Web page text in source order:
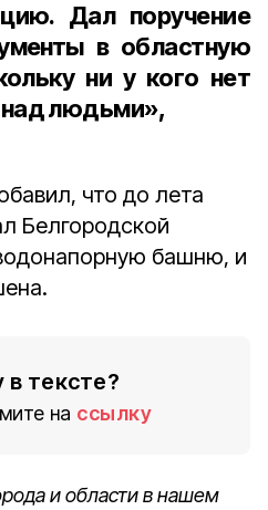
Дал поручение
в областную
ни у кого нет
над людьми»,
что до лета
Белгородской
башню, и
тексте?
на ссылку
и области в нашем